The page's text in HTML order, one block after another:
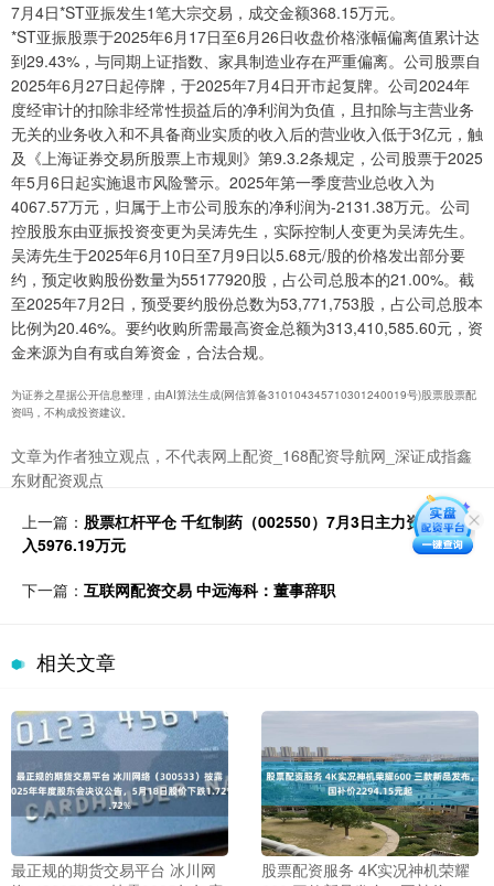
7月4日*ST亚振发生1笔大宗交易，成交金额368.15万元。
*ST亚振股票于2025年6月17日至6月26日收盘价格涨幅偏离值累计达
到29.43%，与同期上证指数、家具制造业存在严重偏离。公司股票自
2025年6月27日起停牌，于2025年7月4日开市起复牌。公司2024年
度经审计的扣除非经常性损益后的净利润为负值，且扣除与主营业务
无关的业务收入和不具备商业实质的收入后的营业收入低于3亿元，触
及《上海证券交易所股票上市规则》第9.3.2条规定，公司股票于2025
年5月6日起实施退市风险警示。2025年第一季度营业总收入为
4067.57万元，归属于上市公司股东的净利润为-2131.38万元。公司
控股股东由亚振投资变更为吴涛先生，实际控制人变更为吴涛先生。
吴涛先生于2025年6月10日至7月9日以5.68元/股的价格发出部分要
约，预定收购股份数量为55177920股，占公司总股本的21.00%。截
至2025年7月2日，预受要约股份总数为53,771,753股，占公司总股本
比例为20.46%。要约收购所需最高资金总额为313,410,585.60元，资
金来源为自有或自筹资金，合法合规。
为证券之星据公开信息整理，由AI算法生成(网信算备310104345710301240019号)股票股票配
资吗，不构成投资建议。
文章为作者独立观点，不代表网上配资_168配资导航网_深证成指鑫
东财配资观点
上一篇： 股票杠杆平仓 千红制药（002550）7月3日主力资金净买
入5976.19万元
下一篇： 互联网配资交易 中远海科：董事辞职
相关文章
最正规的期货交易平台 冰川网
股票配资服务 4K实况神机荣耀